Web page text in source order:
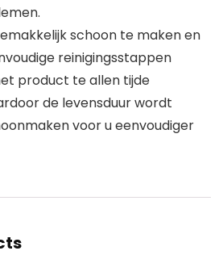
schoon te maken en
reinigingsstappen
product te allen tijde
de levensduur wordt
voor u eenvoudiger